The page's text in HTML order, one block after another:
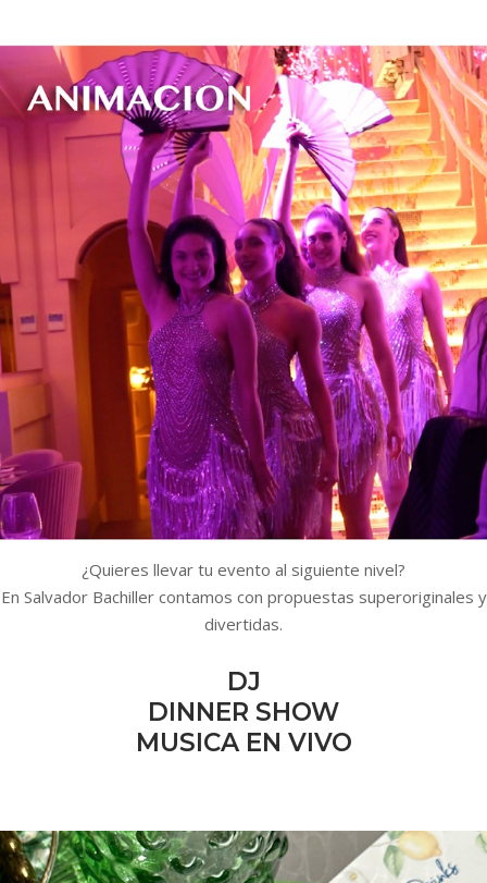
¿Quieres llevar tu evento al siguiente nivel?
En Salvador Bachiller contamos con propuestas superoriginales y
divertidas.
DJ
DINNER SHOW
MUSICA EN VIVO